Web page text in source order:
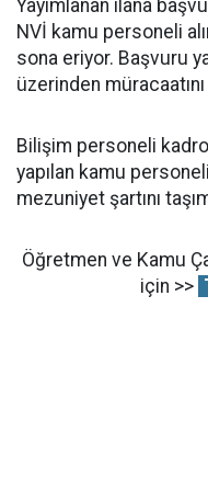
Yayımlanan ilana
NVİ kamu personeli
sona eriyor. Başvuru
üzerinden
Bilişim personeli
yapılan kamu personeli
mezuniyet şartını
Öğretmen ve Kamu
için >>